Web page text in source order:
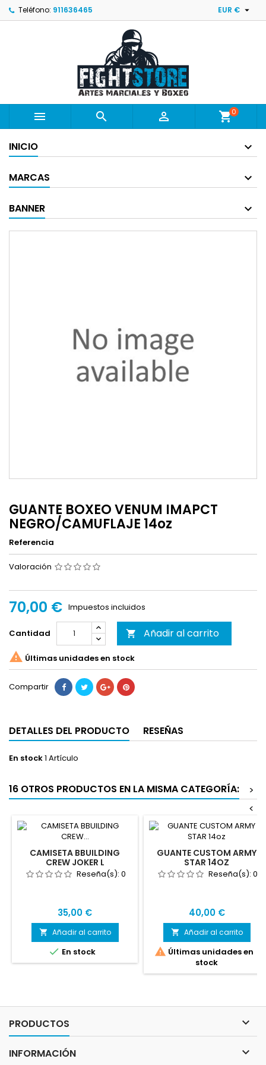
Teléfono: 911636465 EUR € 
   shopping_cart0
INICIO
MARCAS
BANNER
GUANTE BOXEO VENUM IMAPCT
NEGRO/CAMUFLAJE 14oz
Referencia
Valoración
70,00 € Impuestos incluidos
Cantidad  Añadir al carrito
 Últimas unidades en stock
Compartir
DETALLES DEL PRODUCTO RESEÑAS
En stock1 Artículo
16 OTROS PRODUCTOS EN LA MISMA CATEGORÍA:
>
<
CAMISETA BBUILDING
CREW JOKER L
Reseña(s): 0
Precio
35,00 €
 Añadir al carrito
 En stock
GUANTE CUSTOM ARMY
STAR 14OZ
Reseña(s): 0
Precio
40,00 €
 Añadir al carrito
 Últimas unidades en
stock
PRODUCTOS 
INFORMACIÓN 